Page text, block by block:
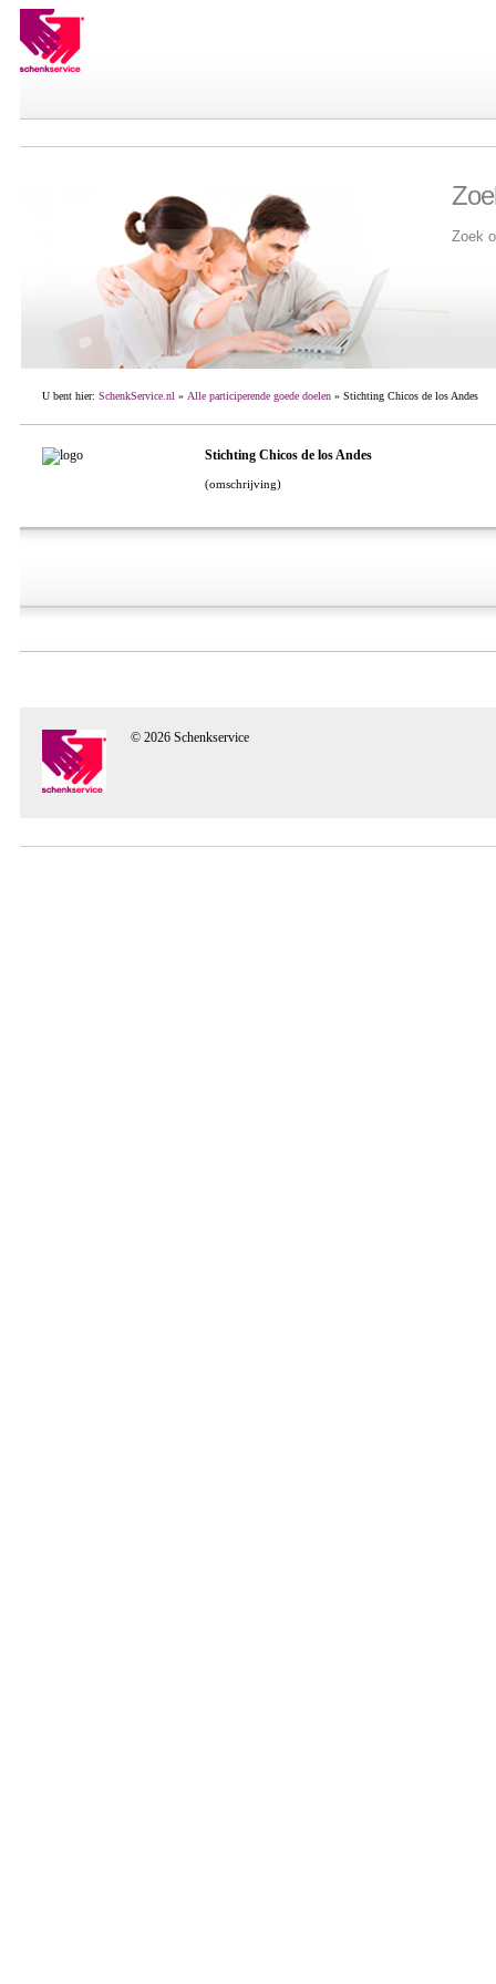
Zoek
U bent hier: SchenkService.nl » Alle participerende goede doelen» Stichting Chicos de los Andes
Stichting Chicos de los Andes
(omschrijving)
© 2026 Schenkservice